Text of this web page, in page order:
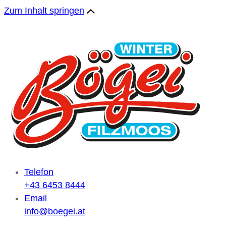
Zum Inhalt springen
Telefon
+43 6453 8444
Email
info@boegei.at